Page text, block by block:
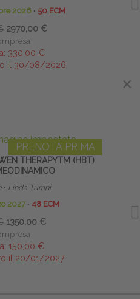
2026 ∙ 50 ECM
2970,00 €
330,00 €
il 30/08/2026
PRENOTA PRIMA
THERAPYTM (HBT)
∙ Linda Turrini
2027 ∙ 48 ECM
1350,00 €
150,00 €
il 20/01/2027
×
×